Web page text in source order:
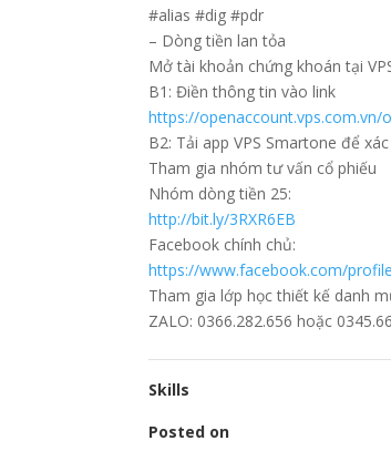
#alias #dig #pdr
– Dòng tiền lan tỏa
Mở tài khoản chứng khoán tại
B1: Điền thông tin vào link
https://openaccount.vps.com.vn/
B2: Tải app VPS Smartone để
Tham gia nhóm tư vấn cổ phiếu
Nhóm dòng tiền 25:
http://bit.ly/3RXR6EB
Facebook chính chủ:
https://www.facebook.com/
Tham gia lớp học thiết kế danh
ZALO: 0366.282.656 hoặc
Skills
Posted on